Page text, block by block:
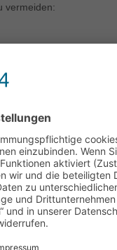
vermeiden:
Band, von der du
und auf
dem größten
mit einigen Pop-
gewidmet der
„Hate my life”.